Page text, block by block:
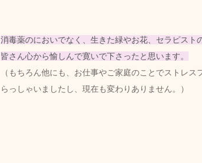
消毒薬のにおいでなく、生きた緑やお花、セラピス
皆さん心から愉しんで寛いで下さったと思います。
（もちろん他にも、お仕事やご家庭のことでストレ
らっしゃいましたし、現在も変わりありません。）